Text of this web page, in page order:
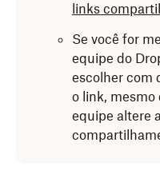
links
Se você for
equipe do
escolher com
o link,
equipe altere